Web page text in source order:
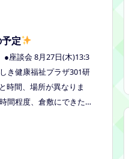
ラボさんに来てもら
越しください
定
●座談会 8月27日(木)13:3
き健康福祉プラザ301研
時間、場所が異なりま
間程度、倉敷にできた通
てみましょう！ 事前に